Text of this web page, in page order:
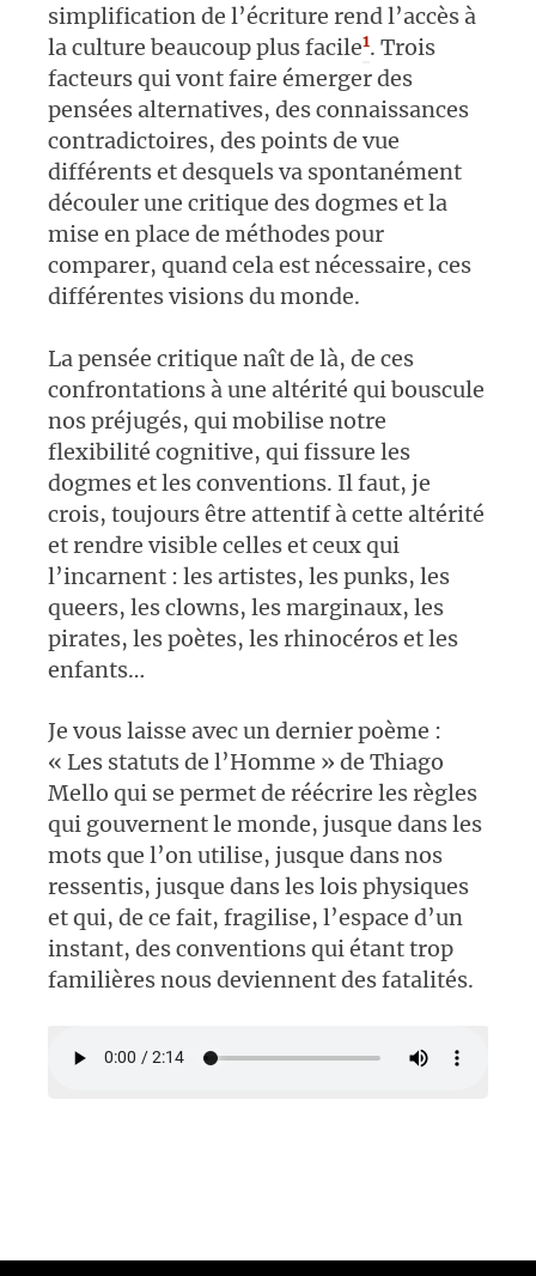
simplification de l’écriture rend l’accès à
la culture beaucoup plus facile1. Trois
facteurs qui vont faire émerger des
pensées alternatives, des connaissances
contradictoires, des points de vue
différents et desquels va spontanément
découler une critique des dogmes et la
mise en place de méthodes pour
comparer, quand cela est nécessaire, ces
différentes visions du monde.
La pensée critique naît de là, de ces
confrontations à une altérité qui bouscule
nos préjugés, qui mobilise notre
flexibilité cognitive, qui fissure les
dogmes et les conventions. Il faut, je
crois, toujours être attentif à cette altérité
et rendre visible celles et ceux qui
l’incarnent : les artistes, les punks, les
queers, les clowns, les marginaux, les
pirates, les poètes, les rhinocéros et les
enfants…
Je vous laisse avec un dernier poème :
« Les statuts de l’Homme » de Thiago
Mello qui se permet de réécrire les règles
qui gouvernent le monde, jusque dans les
mots que l’on utilise, jusque dans nos
ressentis, jusque dans les lois physiques
et qui, de ce fait, fragilise, l’espace d’un
instant, des conventions qui étant trop
familières nous deviennent des fatalités.